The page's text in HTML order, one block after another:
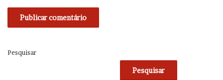
Pesquisar
Pesquisar